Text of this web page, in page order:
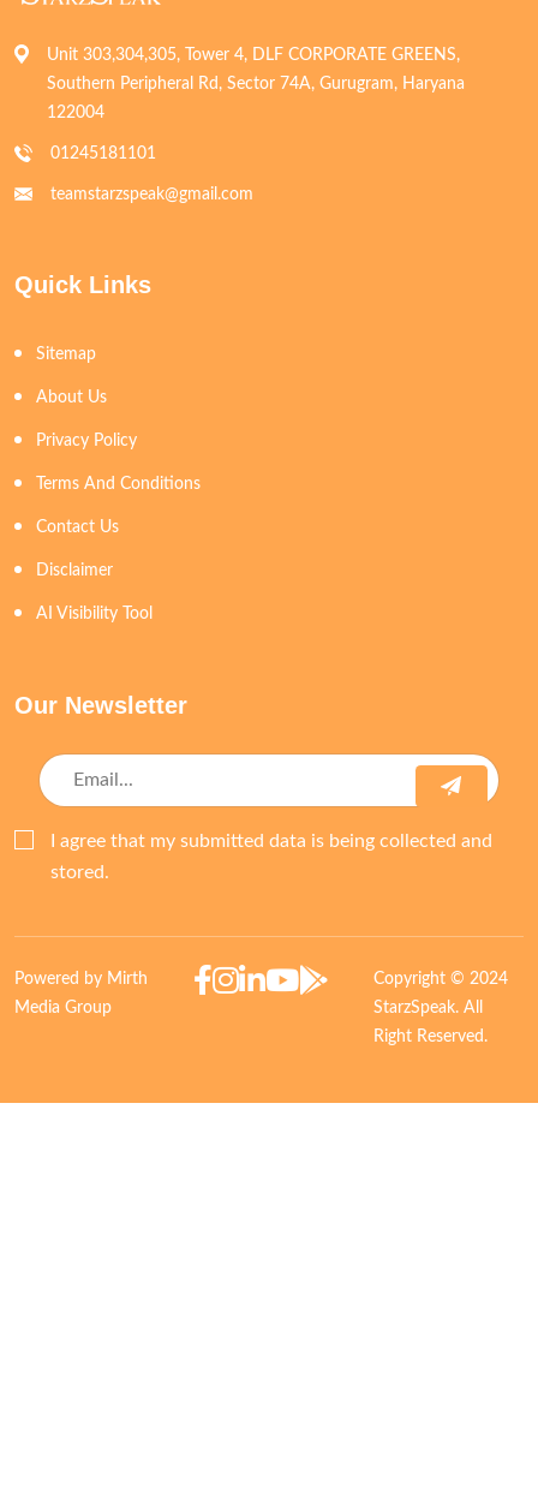
Unit 303,304,305, Tower 4, DLF CORPORATE GREENS,
Southern Peripheral Rd, Sector 74A, Gurugram, Haryana
122004
01245181101
teamstarzspeak@gmail.com
Quick Links
Sitemap
About Us
Privacy Policy
Terms And Conditions
Contact Us
Disclaimer
AI Visibility Tool
Our Newsletter
I agree that my submitted data is being collected and
stored.
Powered by Mirth
Media Group
Copyright © 2024
StarzSpeak. All
Right Reserved.